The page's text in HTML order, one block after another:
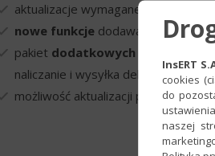
aktualizacje wymagane przez
nowe funkcje dodawane we
pakiet dodatkowych funkcji
naliczanie i wysyłka deklaracji,
możliwość aktualizacji programu
InsERT
cookies
do
naszej